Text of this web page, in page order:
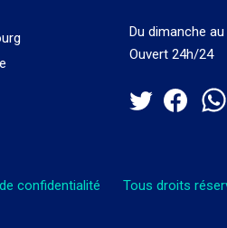
Du dimanche
Ouvert 24h/24
confidentialité Tous droits